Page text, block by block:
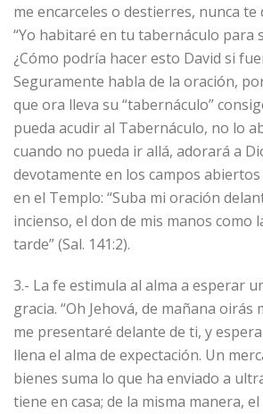
me encarceles o destierres, nunca te
“Yo habitaré en tu tabernáculo para
¿Cómo podría hacer esto David si
Seguramente habla de la oración,
que ora lleva su “tabernáculo”
pueda acudir al Tabernáculo, no lo
cuando no pueda ir allá, adorará a
devotamente en los campos
en el Templo: “Suba mi oración
incienso, el don de mis manos como
tarde” (Sal. 141:2).
3.- La fe estimula al alma a esperar
gracia. “Oh Jehová, de mañana oirás
me presentaré delante de ti, y
llena el alma de expectación. Un
bienes suma lo que ha enviado a
tiene en casa; de la misma manera,